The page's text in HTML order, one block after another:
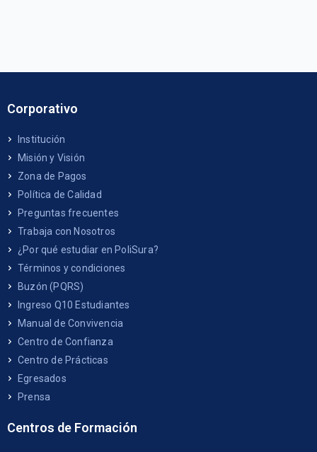
Corporativo
Institución
Misión y Visión
Zona de Pagos
Política de Calidad
Preguntas frecuentes
Trabaja con Nosotros
¿Por qué estudiar en PoliSura?
Términos y condiciones
Buzón (PQRS)
Ingreso Q10 Estudiantes
Manual de Convivencia
Centro de Confianza
Centro de Prácticas
Egresados
Prensa
Centros de Formación